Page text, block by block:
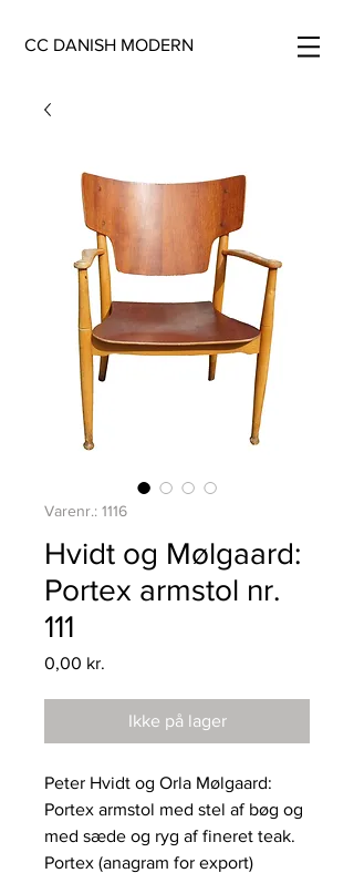
CC DANISH MODERN
Varenr.: 1116
Hvidt og Mølgaard:
Portex armstol nr.
111
0,00 kr.
Ikke på lager
Peter Hvidt og Orla Mølgaard:
Portex armstol med stel af bøg og
med sæde og ryg af fineret teak.
Portex (anagram for export)